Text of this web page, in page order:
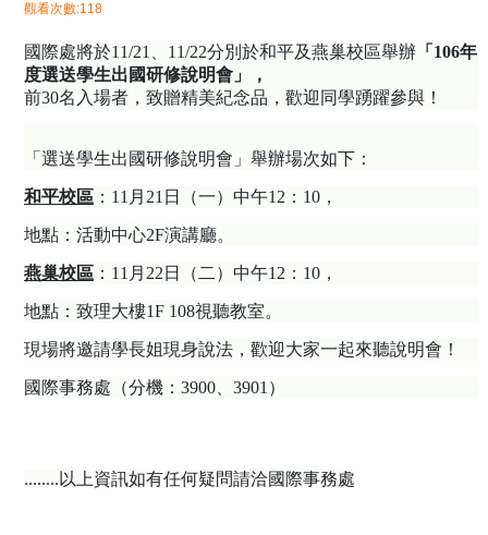
觀看次數:118
國際處將於11/21、11/22分別於和平及燕巢校區舉辦「 106年
度選送學生出國研修說明會」，
前30名入場者，致贈精美紀念品，歡迎同學踴躍參與！
「選送學生出國研修說明會」舉辦場次如下：
和平校區：11月21日（一）中午12：10，
地點：活動中心2F演講廳。
燕巢校區：11月22日（二）中午12：10，
地點：致理大樓1F 108視聽教室。
現場將邀請學長姐現身說法，歡迎大家一起來聽說明會！
國際事務處（分機：3900、3901）
........以上資訊如有任何疑問請洽國際事務處